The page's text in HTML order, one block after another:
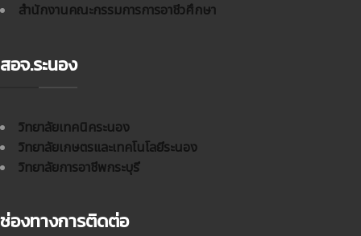
สำนักงานคณะกรรมการการอาชีวศึกษา
สอจ.ระนอง
วิทยาลัยเทคนิคระนอง
วิทยาลัยเกษตรและเทคโนโลยีระนอง
วิทยาลัยการอาชีพกระบุรี
ช่องทางการติดต่อ